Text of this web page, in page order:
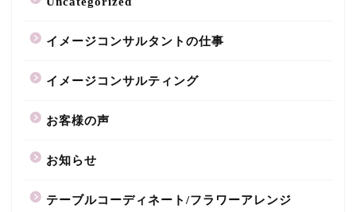
イメージコンサルタントの仕事
イメージコンサルティング
お客様の声
お知らせ
テーブルコーディネート/フラワーアレンジ